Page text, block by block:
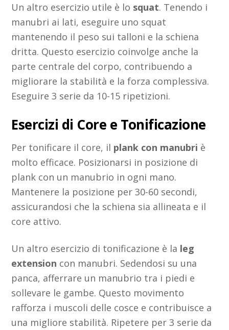
Un altro esercizio utile è lo squat. Tenendo i
manubri ai lati, eseguire uno squat
mantenendo il peso sui talloni e la schiena
dritta. Questo esercizio coinvolge anche la
parte centrale del corpo, contribuendo a
migliorare la stabilità e la forza complessiva.
Eseguire 3 serie da 10-15 ripetizioni.
Esercizi di Core e Tonificazione
Per tonificare il core, il plank con manubri è
molto efficace. Posizionarsi in posizione di
plank con un manubrio in ogni mano.
Mantenere la posizione per 30-60 secondi,
assicurandosi che la schiena sia allineata e il
core attivo.
Un altro esercizio di tonificazione è la leg
extension con manubri. Sedendosi su una
panca, afferrare un manubrio tra i piedi e
sollevare le gambe. Questo movimento
rafforza i muscoli delle cosce e contribuisce a
una migliore stabilità. Ripetere per 3 serie da